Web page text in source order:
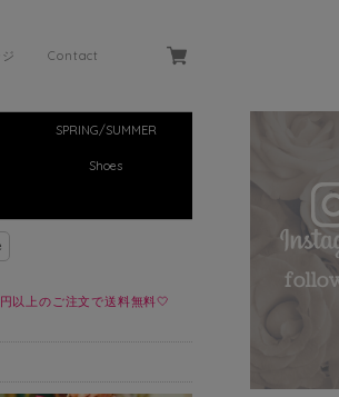
Contact
SPRING/SUMMER
Shoes
以上のご注文で送料無料🤍